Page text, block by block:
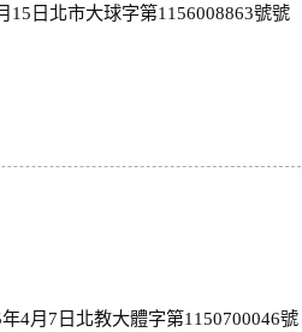
15日北市大球字第1156008863號號
4月7日北教大體字第1150700046號